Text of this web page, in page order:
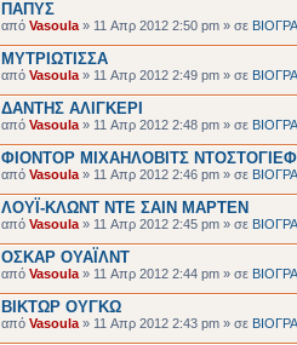
ΠΑΠΥΣ
από Vasoula » 11 Απρ 2012 2:50 pm » σε
ΜΥΤΡΙΩΤΙΣΣΑ
από Vasoula » 11 Απρ 2012 2:49 pm » σε
ΔΑΝΤΗΣ ΑΛΙΓΚΕΡΙ
από Vasoula » 11 Απρ 2012 2:48 pm » σε
ΦΙΟΝΤΟΡ ΜΙΧΑΗΛΟΒΙΤΣ
από Vasoula » 11 Απρ 2012 2:46 pm » σε
ΛΟΥΪ-ΚΛΩΝΤ ΝΤΕ ΣΑΙΝ ΜΑΡΤΕΝ
από Vasoula » 11 Απρ 2012 2:45 pm » σε
ΟΣΚΑΡ ΟΥΑΪΛΝΤ
από Vasoula » 11 Απρ 2012 2:44 pm » σε
ΒΙΚΤΩΡ ΟΥΓΚΩ
από Vasoula » 11 Απρ 2012 2:43 pm » σε